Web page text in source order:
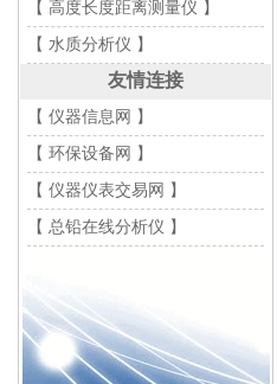
【 高度长度距离测量仪 】
【 水质分析仪 】
友情连接
【 仪器信息网 】
【 环保设备网 】
【 仪器仪表交易网 】
【 总铅在线分析仪 】